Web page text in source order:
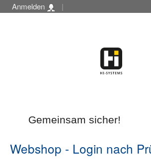
Gemeinsam sicher!
Webshop - Login nach
Anmelden |